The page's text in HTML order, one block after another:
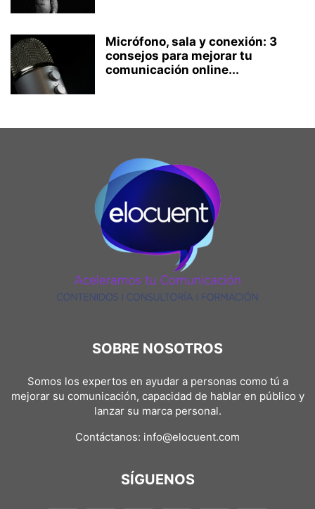
Micrófono, sala y conexión: 3
consejos para mejorar tu
comunicación online...
SOBRE NOSOTROS
Somos los expertos en ayudar a personas como tú a
mejorar su comunicación, capacidad de hablar en público y
lanzar su marca personal.
Contáctanos: info@elocuent.com
SÍGUENOS